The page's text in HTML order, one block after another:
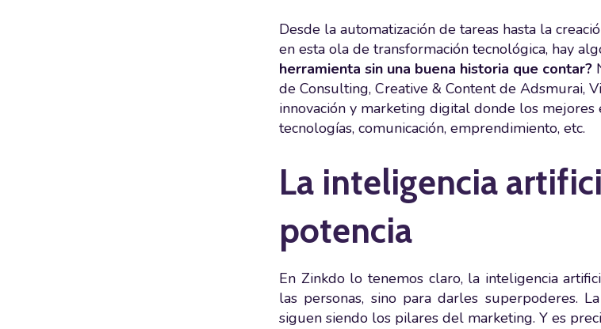
Desde la automatización de tareas hasta la
en esta ola de transformación tecnológica, hay
herramienta sin una buena historia que contar?
de Consulting, Creative & Content de Adsmurai,
innovación y marketing digital donde los
tecnologías, comunicación, emprendimiento, etc.
La inteligencia
potencia
En Zinkdo lo tenemos claro, la inteligencia
las personas, sino para darles superpoderes.
siguen siendo los pilares del marketing. Y es